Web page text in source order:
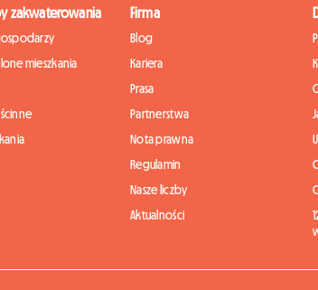
zakwaterowania
mieszkania
Firma
Blog
Kariera
Prasa
Partnerstwa
Nota prawna
Regulamin
Nasze liczby
Aktualności